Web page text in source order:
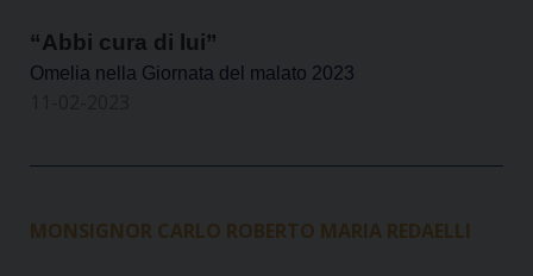
“Abbi cura di lui”
Omelia nella Giornata del malato 2023
MONSIGNOR CARLO ROBERTO MARIA REDAELLI